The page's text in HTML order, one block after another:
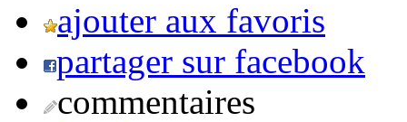
ajouter aux favoris
partager sur facebook
commentaires